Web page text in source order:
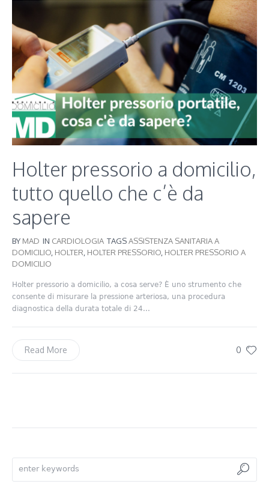
Holter pressorio a domicilio,
tutto quello che c’è da
sapere
BY MAD IN CARDIOLOGIA TAGSASSISTENZA SANITARIA A
DOMICILIO, HOLTER, HOLTER PRESSORIO, HOLTER PRESSORIO A
DOMICILIO
Holter pressorio a domicilio, a cosa serve? È uno strumento che
consente di misurare la pressione arteriosa, una procedura
diagnostica della durata totale di 24...
0
Read More